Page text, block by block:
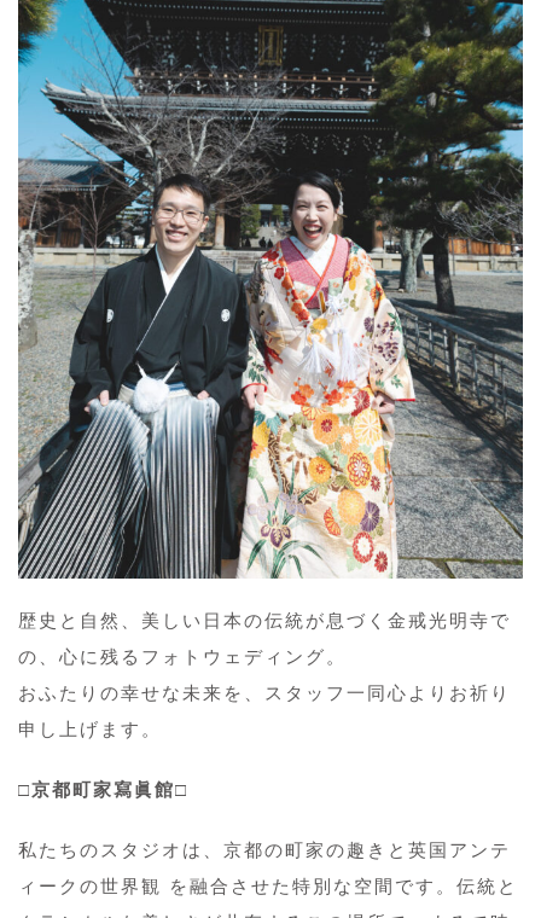
歴史と自然、美しい日本の伝統が息づく金戒光明寺で
の、心に残るフォトウェディング。
おふたりの幸せな未来を、スタッフ一同心よりお祈り
申し上げます。
□京都町家寫眞館□
私たちのスタジオは、京都の町家の趣きと英国アンテ
ィークの世界観 を融合させた特別な空間です。伝統と